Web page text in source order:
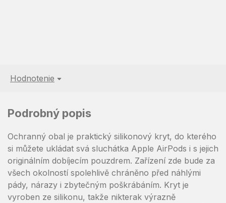
Hodnotenie
Podrobný popis
Ochranný obal je praktický silikonový kryt, do kterého
si můžete ukládat svá sluchátka Apple AirPods i s jejich
originálním dobíjecím pouzdrem. Zařízení zde bude za
všech okolností spolehlivě chráněno před náhlými
pády, nárazy i zbytečným poškrábáním. Kryt je
vyroben ze silikonu, takže nikterak výrazně